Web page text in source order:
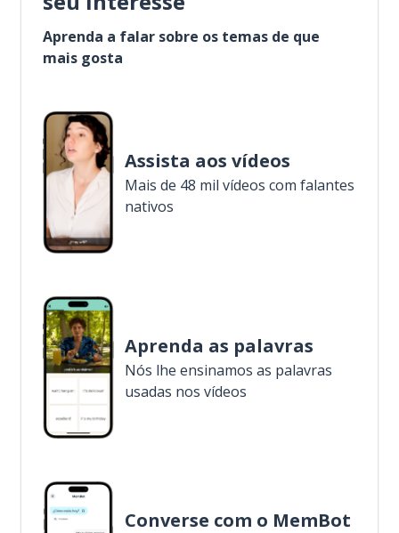
Aprenda a falar sobre os temas de que
mais gosta
Assista aos vídeos
Mais de 48 mil vídeos com falantes
nativos
Aprenda as palavras
Nós lhe ensinamos as palavras
usadas nos vídeos
Converse com o MemBot